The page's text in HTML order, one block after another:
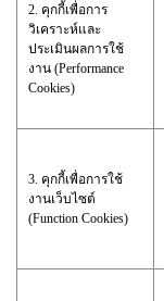
2. คุกกี้เพื่อการ
วิเคราะห์และ
ประเมินผลการใช้
งาน (Performance
Cookies)
3. คุกกี้เพื่อการใช้
งานเว็บไซต์
(Function Cookies)